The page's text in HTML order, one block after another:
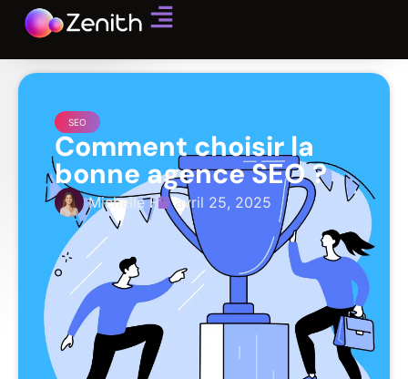
SEO
Comment choisir la
bonne agence SEO ?
Michelle F avril 25, 2025